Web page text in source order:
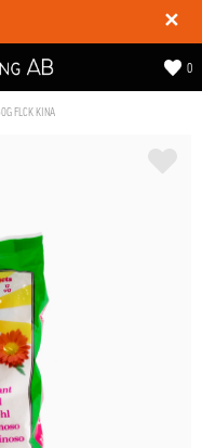
✕
0
FLCK KINA